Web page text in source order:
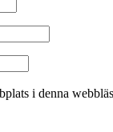
i denna